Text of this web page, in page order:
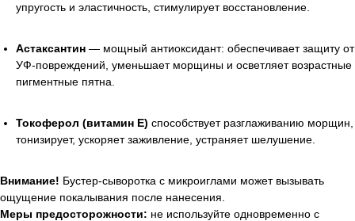
упругость и эластичность, стимулирует восстановление.
Астаксантин — мощный антиоксидант: обеспечивает защиту от
УФ-повреждений, уменьшает морщины и осветляет возрастные
пигментные пятна.
Токоферол (витамин E) способствует разглаживанию морщин,
тонизирует, ускоряет заживление, устраняет шелушение.
Внимание! Бустер-сыворотка с микроиглами может вызывать
ощущение покалывания после нанесения.
Меры предосторожности: не используйте одновременно с